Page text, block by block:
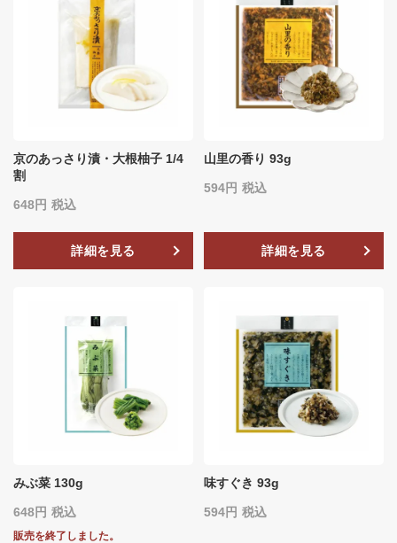
京のあっさり漬・大根柚子 1/4
割
648 税込
詳細を見る
山里の香り 93g
594 税込
詳細を見る
みぶ菜 130g
648 税込
販売を終了しました。
味すぐき 93g
594 税込